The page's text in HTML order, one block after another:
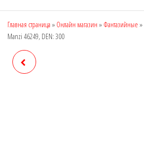
Главная страница » Онлайн магазин » Фантазийные »
Manzi 46249, DEN: 300